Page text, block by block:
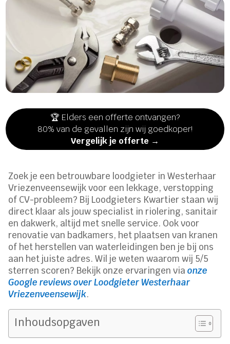
🏆 Elders een offerte ontvangen?
80% van de gevallen zijn wij goedkoper!
Vergelijk je offerte →
Zoek je een betrouwbare loodgieter in Westerhaar
Vriezenveensewijk voor een lekkage, verstopping
of CV-probleem? Bij Loodgieters Kwartier staan wij
direct klaar als jouw specialist in riolering, sanitair
en dakwerk, altijd met snelle service. Ook voor
renovatie van badkamers, het plaatsen van kranen
of het herstellen van waterleidingen ben je bij ons
aan het juiste adres. Wil je weten waarom wij 5/5
sterren scoren? Bekijk onze ervaringen viaonze
Google reviews over Loodgieter Westerhaar
Vriezenveensewijk.
Inhoudsopgaven